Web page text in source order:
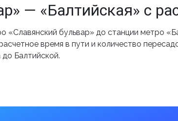
— «Балтийская» с
бульвар» до станции метро
время в пути и количество
Балтийской.